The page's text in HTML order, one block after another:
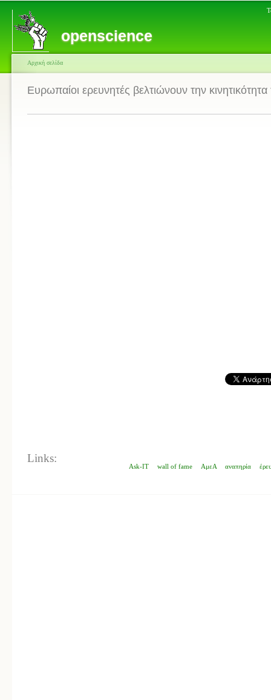
openscience
Αρχική σελίδα
Ευρωπαίοι ερευνητές βελτιώνουν την
Ask-IT wall of fame ΑμεΑ αναπηρία
Links: